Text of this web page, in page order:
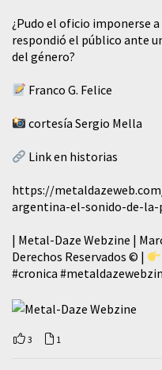
¿Pudo el oficio imponerse
respondió el público ante
del género?
Franco G. Felice
cortesía Sergio Mella
Link en historias
https://
argentina-el-sonido-de-la-
| Metal-Daze Webzine |
Derechos Reservados © |
#cronica
3 1